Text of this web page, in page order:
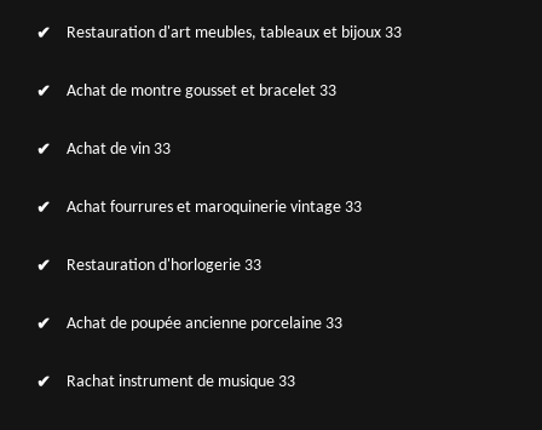
Restauration d'art meubles, tableaux et bijoux 33
Achat de montre gousset et bracelet 33
Achat de vin 33
Achat fourrures et maroquinerie vintage 33
Restauration d'horlogerie 33
Achat de poupée ancienne porcelaine 33
Rachat instrument de musique 33